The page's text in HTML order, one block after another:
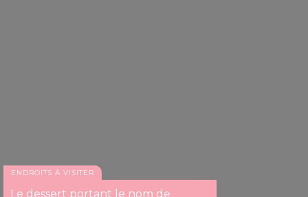
ENDROITS À VISITER
Le dessert portant le nom de